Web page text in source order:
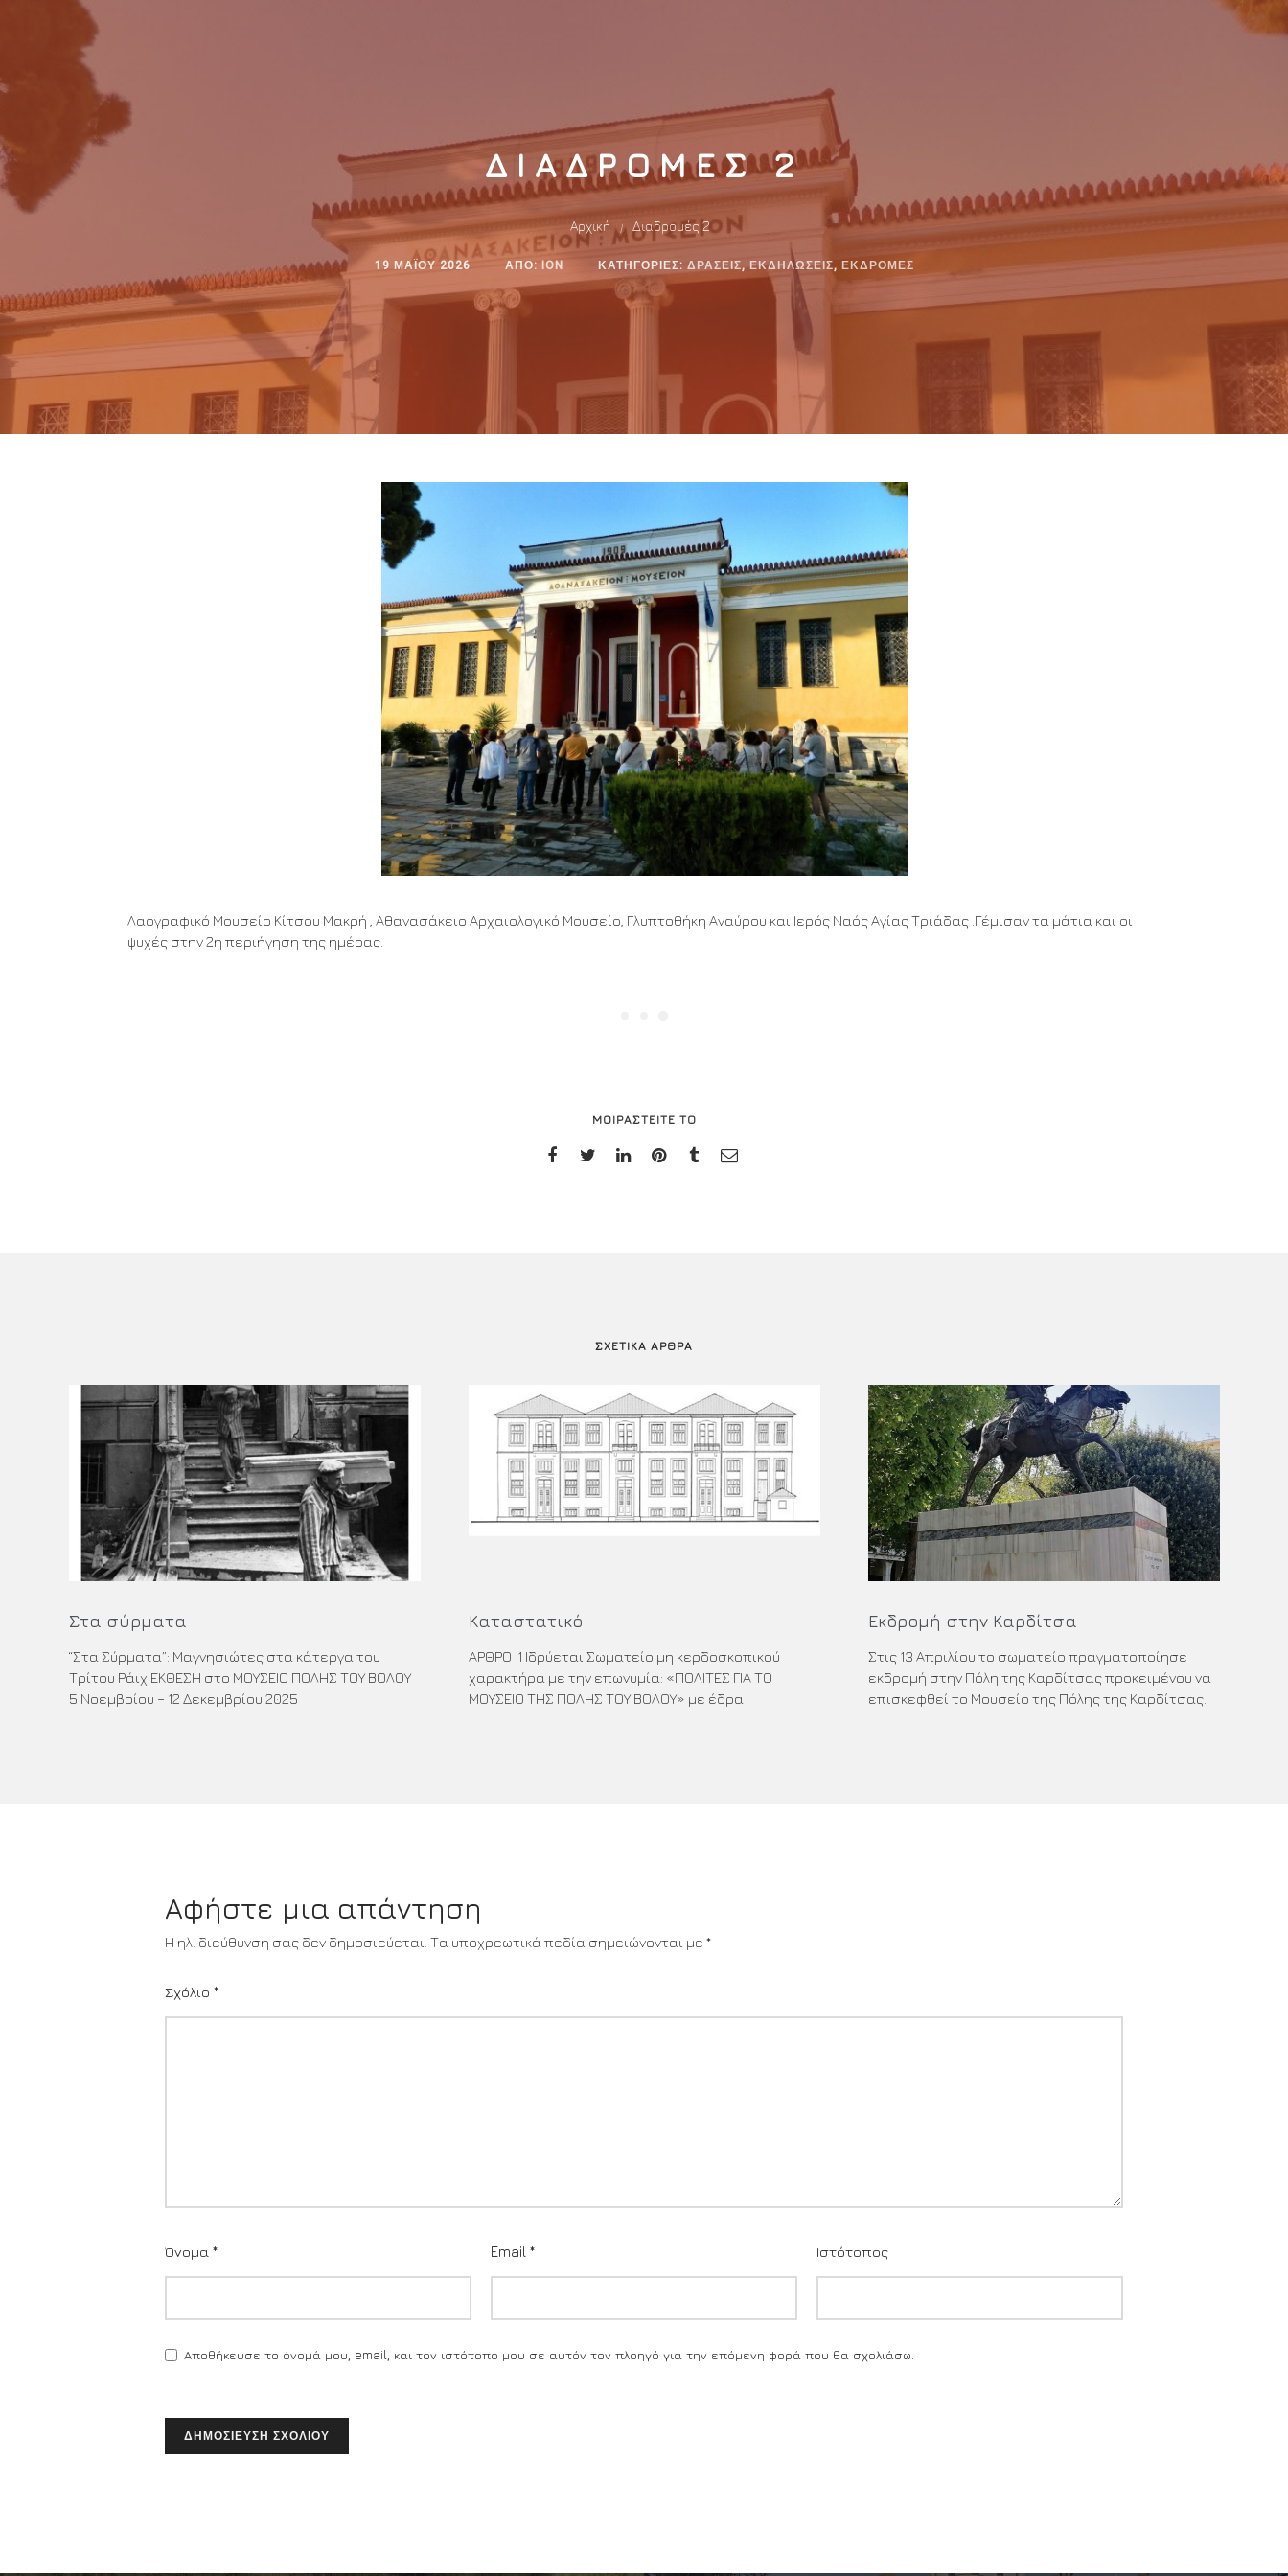
ΔΙΑΔΡΟΜΈΣ 2
Αρχική / Διαδρομές 2
19 ΜΑΪ́ΟΥ 2026 ΑΠΌ: ION ΚΑΤΗΓΟΡΊΕΣ: ΔΡΆΣΕΙΣ,ΕΚΔΗΛΏΣΕΙΣ, ΕΚΔΡΟΜΈΣ
Λαογραφικό Μουσείο Κίτσου Μακρή , Αθανασάκειο Αρχαιολογικό Μουσείο, Γλυπτοθήκη Αναύρου και Ιερός Ναός Αγίας Τριάδας .Γέμισαν τα μάτια και οι
ψυχές στην 2η περιήγηση της ημέρας.
ΜΟΙΡΑΣΤΕΙΤΕ ΤΟ
ΣΧΕΤΙΚΆ ΆΡΘΡΑ
Στα σύρματα
“Στα Σύρματα”: Μαγνησιώτες στα κάτεργα του
Τρίτου Ράιχ ΕΚΘΕΣΗ στο ΜΟΥΣΕΙΟ ΠΟΛΗΣ ΤΟΥ ΒΟΛΟΥ
5 Νοεμβρίου – 12 Δεκεμβρίου 2025
Καταστατικό
ΑΡΘΡΟ 1 Ιδρύεται Σωματείο μη κερδοσκοπικού
χαρακτήρα με την επωνυμία: «ΠΟΛΙΤΕΣ ΓΙΑ ΤΟ
ΜΟΥΣΕΙΟ ΤΗΣ ΠΟΛΗΣ ΤΟΥ ΒΟΛΟΥ» με έδρα
Εκδρομή στην Καρδίτσα
Στις 13 Απριλίου το σωματείο πραγματοποίησε
εκδρομή στην Πόλη της Καρδίτσας προκειμένου να
επισκεφθεί το Μουσείο της Πόλης της Καρδίτσας.
Αφήστε μια απάντηση
Η ηλ. διεύθυνση σας δεν δημοσιεύεται. Τα υποχρεωτικά πεδία σημειώνονται με *
Σχόλιο *
Όνομα * Email * Ιστότοπος
Αποθήκευσε το όνομά μου, email, και τον ιστότοπο μου σε αυτόν τον πλοηγό για την επόμενη φορά που θα σχολιάσω.